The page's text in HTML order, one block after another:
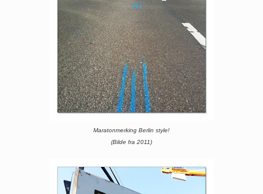
Maratonmerking Berlin style!
(Bilde fra 2011)